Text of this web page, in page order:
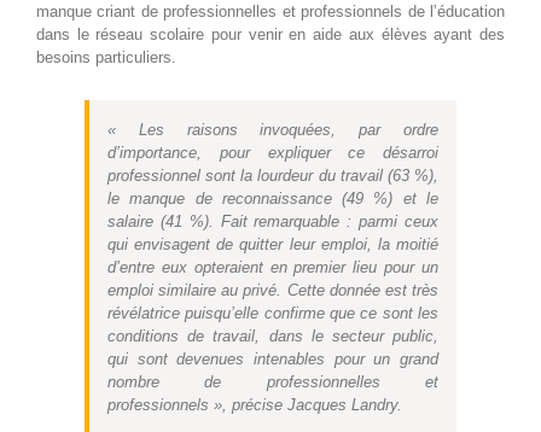
manque criant de professionnelles et professionnels de l’éducation
dans le réseau scolaire pour venir en aide aux élèves ayant des
besoins particuliers.
« Les raisons invoquées, par ordre
d’importance, pour expliquer ce désarroi
professionnel sont la lourdeur du travail (63 %),
le manque de reconnaissance (49 %) et le
salaire (41 %). Fait remarquable : parmi ceux
qui envisagent de quitter leur emploi, la moitié
d’entre eux opteraient en premier lieu pour un
emploi similaire au privé. Cette donnée est très
révélatrice puisqu’elle confirme que ce sont les
conditions de travail, dans le secteur public,
qui sont devenues intenables pour un grand
nombre de professionnelles et
professionnels », précise Jacques Landry.